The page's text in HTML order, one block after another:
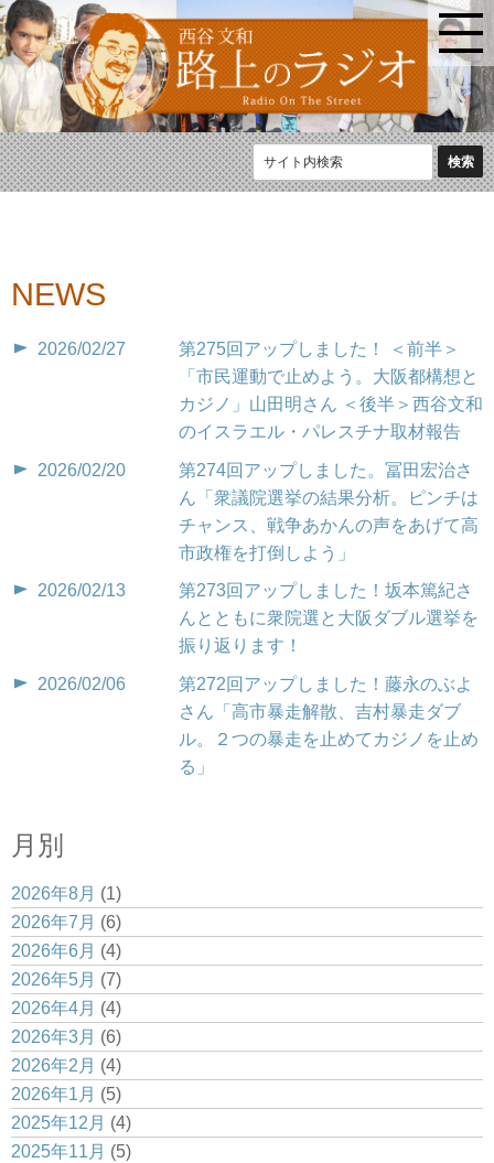
NEWS
2026/02/27
第275回アップしました！ ＜前半＞
「市民運動で止めよう。大阪都構想と
カジノ」山田明さん ＜後半＞西谷文和
のイスラエル・パレスチナ取材報告
2026/02/20
第274回アップしました。冨田宏治さ
ん「衆議院選挙の結果分析。ピンチは
チャンス、戦争あかんの声をあげて高
市政権を打倒しよう」
2026/02/13
第273回アップしました！坂本篤紀さ
んとともに衆院選と大阪ダブル選挙を
振り返ります！
2026/02/06
第272回アップしました！藤永のぶよ
さん「高市暴走解散、吉村暴走ダブ
ル。２つの暴走を止めてカジノを止め
る」
月別
2026年8月 (1)
2026年7月 (6)
2026年6月 (4)
2026年5月 (7)
2026年4月 (4)
2026年3月 (6)
2026年2月 (4)
2026年1月 (5)
2025年12月 (4)
2025年11月 (5)